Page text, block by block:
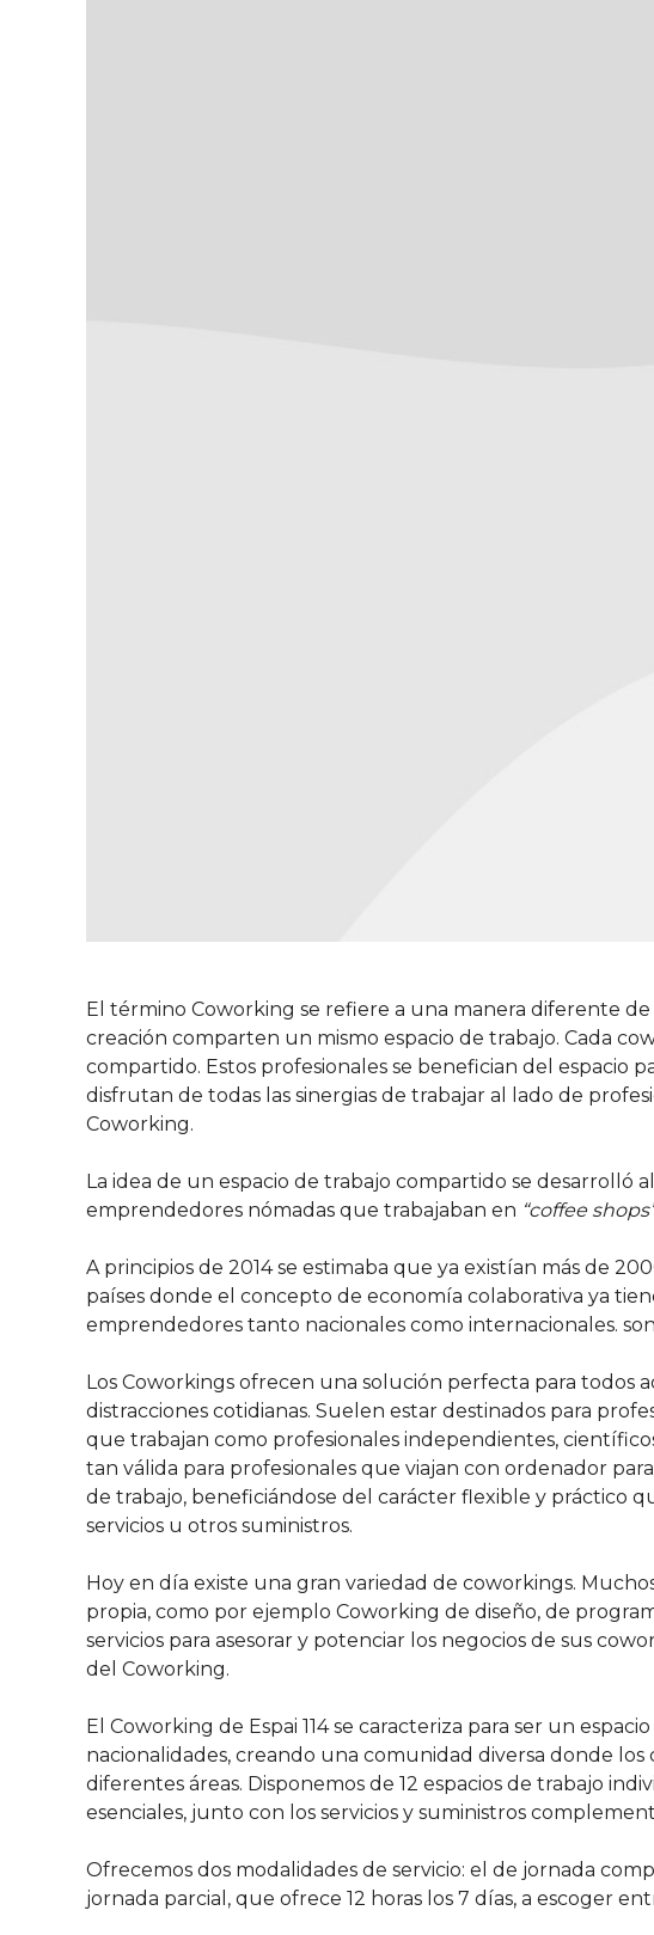
El término Coworking se refiere a una manera diferente
creación comparten un mismo espacio de trabajo. Cada
compartido. Estos profesionales se benefician del espacio
disfrutan de todas las sinergias de trabajar al lado de
Coworking.
La idea de un espacio de trabajo compartido se desarrolló
emprendedores nómadas que trabajaban en “coffee
A principios de 2014 se estimaba que ya existían más de
países donde el concepto de economía colaborativa ya
emprendedores tanto nacionales como internacionales.
Los Coworkings ofrecen una solución perfecta para todos
distracciones cotidianas. Suelen estar destinados para
que trabajan como profesionales independientes,
tan válida para profesionales que viajan con ordenador
de trabajo, beneficiándose del carácter flexible y práctico
servicios u otros suministros.
Hoy en día existe una gran variedad de coworkings.
propia, como por ejemplo Coworking de diseño, de
servicios para asesorar y potenciar los negocios de sus
del Coworking.
El Coworking de Espai 114 se caracteriza para ser un
nacionalidades, creando una comunidad diversa donde
diferentes áreas. Disponemos de 12 espacios de trabajo
esenciales, junto con los servicios y suministros
Ofrecemos dos modalidades de servicio: el de jornada
jornada parcial, que ofrece 12 horas los 7 días, a escoger